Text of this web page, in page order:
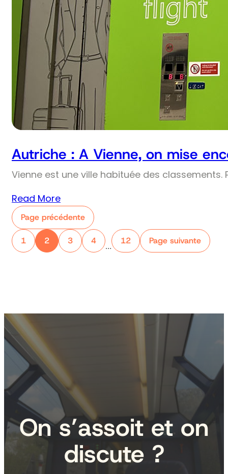
Autriche : A Vienne, on mise
Vienne est une ville habituée des
Read More
Page précédente
1 2 3 4
…
12 Page suivante
On s’assoit et on
discute ?